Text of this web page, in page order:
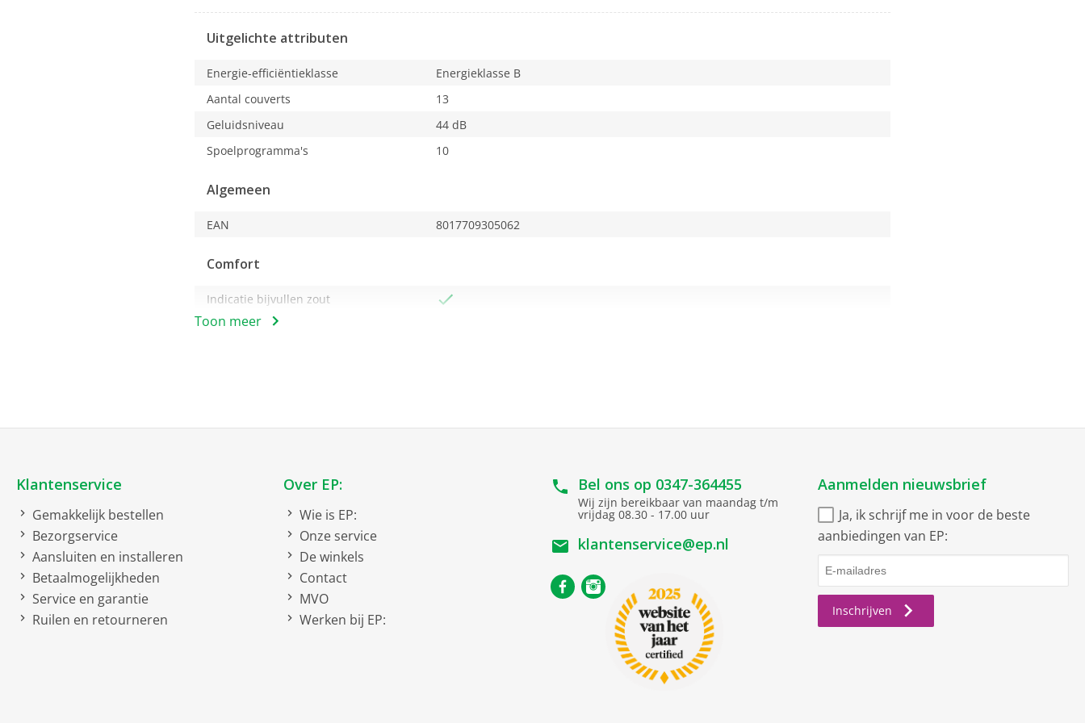
u
modaal
Uitgelichte attributen
Energie-efficiëntieklasse
Energieklasse B
Aantal couverts
13
Geluidsniveau
44 dB
Spoelprogramma's
10
Algemeen
EAN 8017709305062
Comfort
Indicatie bijvullen zout
Indicatie bijvullen glansspoelmiddel
Aantal couverts
Programmaduur (u:min)
Geluidsniveauklasse
Toon meer
Klantenservice
Gemakkelijk bestellen
Bezorgservice
Aansluiten en installeren
Betaalmogelijkheden
Service en garantie
Ruilen en retourneren
Over EP:
Wie is EP:
Onze service
De winkels
Contact
MVO
Werken bij EP:
Bel ons op 0347-364455
Wij zijn bereikbaar van maandag t/m
vrijdag 08.30 - 17.00 uur
klantenservice@ep.nl
Aanmelden nieuwsbrief
Ja, ik schrijf me in voor de beste
aanbiedingen van EP:
Inschrijven